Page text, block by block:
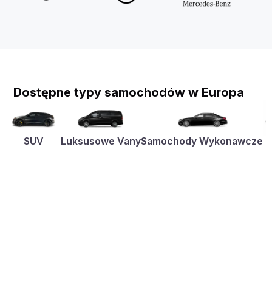
Dostępne typy samochodów w Europa
SUV Luksusowe VanySamochody Wykonawcze